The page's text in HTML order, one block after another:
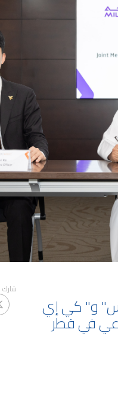
و" كي إي
في قطر
شارك